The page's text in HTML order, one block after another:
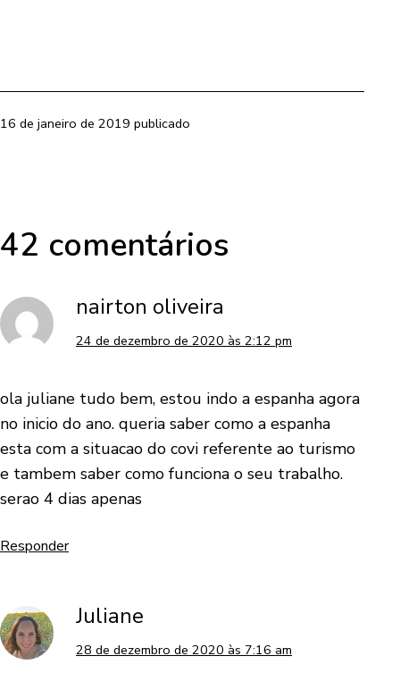
16 de janeiro de 2019 publicado
42 comentários
nairton oliveira
24 de dezembro de 2020 às 2:12 pm
ola juliane tudo bem, estou indo a espanha agora
no inicio do ano. queria saber como a espanha
esta com a situacao do covi referente ao turismo
e tambem saber como funciona o seu trabalho.
serao 4 dias apenas
Responder
Juliane
28 de dezembro de 2020 às 7:16 am